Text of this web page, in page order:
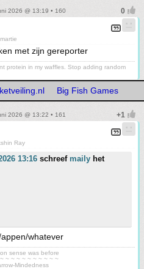
2026 @ 13:19 • 160
met zijn gereporter
protein in my waffles. Stop adding random
Big Fish Games
2026 @ 13:22 • 161
Ray
13:16 schreef maily het
whatever
sense was before
~ ~ ~ ~ ~ ~ ~ ~ ~ ~
Mindedness